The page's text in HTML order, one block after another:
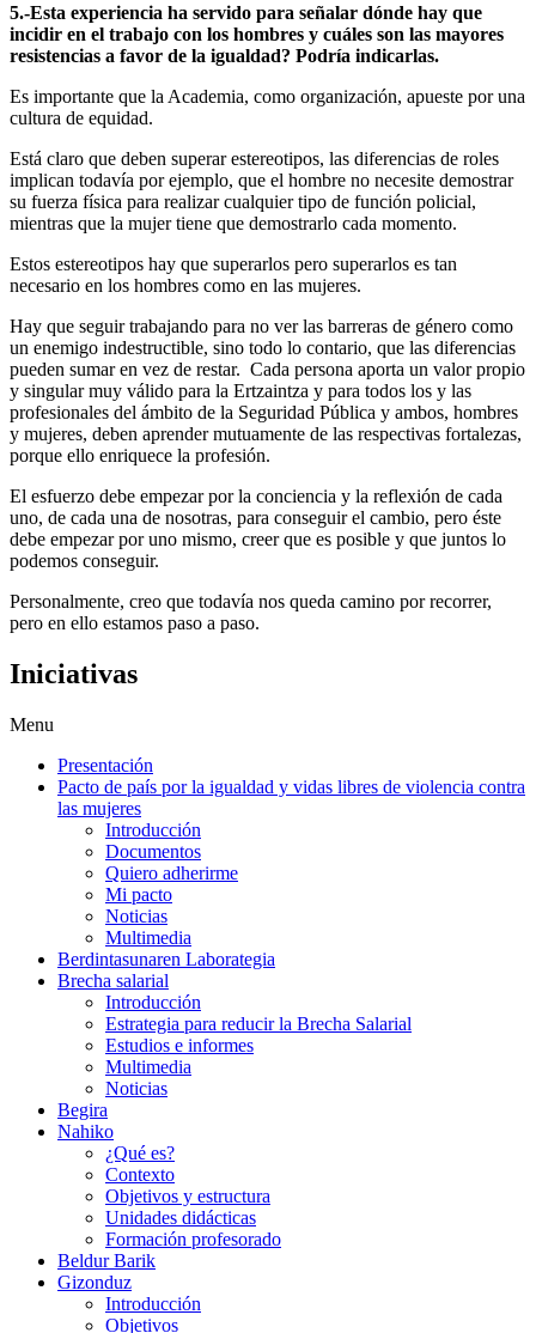
5.-Esta experiencia ha servido para señalar dónde hay que
incidir en el trabajo con los hombres y cuáles son las mayores
resistencias a favor de la igualdad? Podría indicarlas.
Es importante que la Academia, como organización, apueste por una
cultura de equidad.
Está claro que deben superar estereotipos, las diferencias de roles
implican todavía por ejemplo, que el hombre no necesite demostrar
su fuerza física para realizar cualquier tipo de función policial,
mientras que la mujer tiene que demostrarlo cada momento.
Estos estereotipos hay que superarlos pero superarlos es tan
necesario en los hombres como en las mujeres.
Hay que seguir trabajando para no ver las barreras de género como
un enemigo indestructible, sino todo lo contario, que las diferencias
pueden sumar en vez de restar. Cada persona aporta un valor propio
y singular muy válido para la Ertzaintza y para todos los y las
profesionales del ámbito de la Seguridad Pública y ambos, hombres
y mujeres, deben aprender mutuamente de las respectivas fortalezas,
porque ello enriquece la profesión.
El esfuerzo debe empezar por la conciencia y la reflexión de cada
uno, de cada una de nosotras, para conseguir el cambio, pero éste
debe empezar por uno mismo, creer que es posible y que juntos lo
podemos conseguir.
Personalmente, creo que todavía nos queda camino por recorrer,
pero en ello estamos paso a paso.
Iniciativas
Menu
Presentación
Pacto de país por la igualdad y vidas libres de violencia contra
las mujeres
Introducción
Documentos
Quiero adherirme
Mi pacto
Noticias
Multimedia
Berdintasunaren Laborategia
Brecha salarial
Introducción
Estrategia para reducir la Brecha Salarial
Estudios e informes
Multimedia
Noticias
Begira
Nahiko
¿Qué es?
Contexto
Objetivos y estructura
Unidades didácticas
Formación profesorado
Beldur Barik
Gizonduz
Introducción
Objetivos